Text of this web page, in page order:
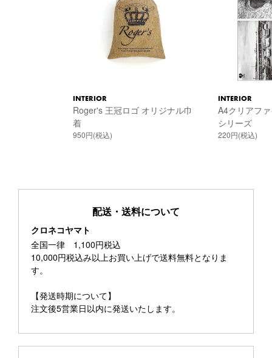
INTERIOR
Roger's 王冠ロゴ オリジナル巾
着
950円(税込)
INTERIOR
A4クリアフ
シリーズ
220円(税込)
配送・送料について
クロネコヤマト
全国一律 1,100円税込
10,000円税込み以上お買い上げで送料無料となりま
す。
【発送時期について】
注文後5営業日以内に発送いたします。